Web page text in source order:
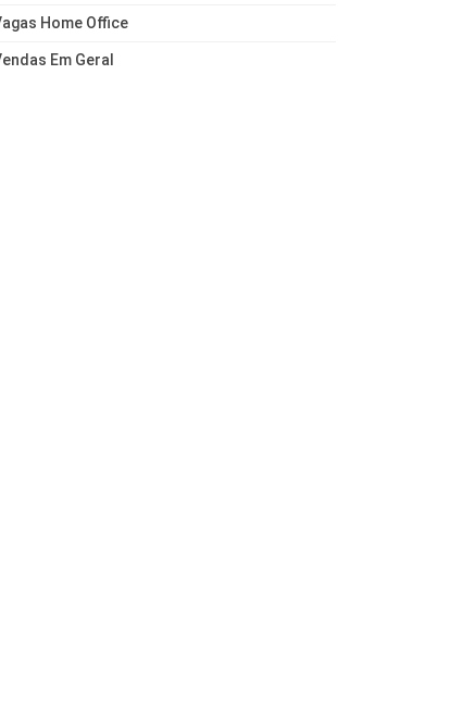
Home Office
Em Geral